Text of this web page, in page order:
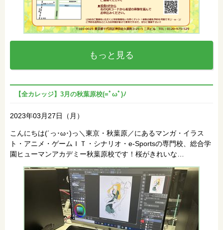
もっと見る
【全カレッジ】3月の秋葉原校(=ﾟωﾟ)ﾉ
2023年03月27日（月）
こんにちは(´っ･ω･)っ＼東京・秋葉原／にあるマンガ・イラス
ト・アニメ・ゲームＩＴ・シナリオ・e-Sportsの専門校、総合学
園ヒューマンアカデミー秋葉原校です！桜がきれいな…